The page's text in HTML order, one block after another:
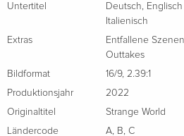
Untertitel
Deutsch, Englisch
Italienisch
Extras
Entfallene Szenen
Outtakes
Bildformat
16/9, 2.39:1
Produktionsjahr
2022
Originaltitel
Strange World
Ländercode
A, B, C